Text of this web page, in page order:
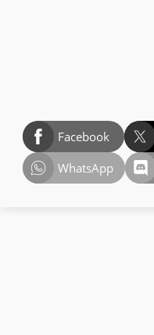
Facebook
WhatsApp